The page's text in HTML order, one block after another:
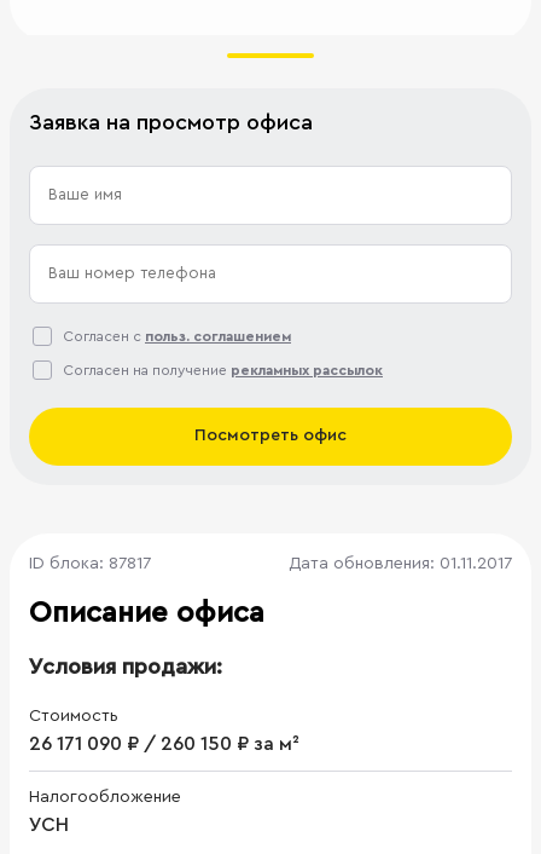
Заявка на просмотр офиса
Согласен с польз. соглашением
Согласен на получение рекламных рассылок
Посмотреть офис
ID блока: 87817 Дата обновления: 01.11.2017
Описание офиса
Условия продажи:
Стоимость
26 171 090 ₽ / 260 150 ₽ за м²
Налогообложение
УСН